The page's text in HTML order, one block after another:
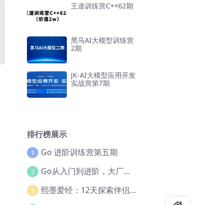
王道训练营C++62期
黑马AI大模型训练营
2期
JK-AI大模型应用开发
实战营第7期
排行榜展示
1 Go 进阶训练营第五期
2 Go从入门到进阶，大厂案例全流程实践(完结)
3 熙墨爱经：12天探索伴侣亲密度